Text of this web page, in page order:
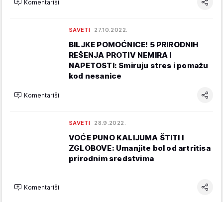
Komentariši
SAVETI 27.10.2022.
BILJKE POMOĆNICE! 5 PRIRODNIH
REŠENJA PROTIV NEMIRA I
NAPETOSTI: Smiruju stres i pomažu
kod nesanice
Komentariši
SAVETI 28.9.2022.
VOĆE PUNO KALIJUMA ŠTITI I
ZGLOBOVE: Umanjite bol od artritisa
prirodnim sredstvima
Komentariši